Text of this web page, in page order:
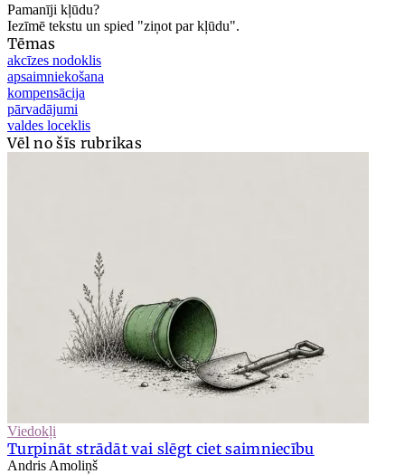
Pamanīji kļūdu?
Iezīmē tekstu un spied "ziņot par kļūdu".
Tēmas
akcīzes nodoklis
apsaimniekošana
kompensācija
pārvadājumi
valdes loceklis
Vēl no šīs rubrikas
Viedokļi
Turpināt strādāt vai slēgt ciet saimniecību
Andris Amoliņš